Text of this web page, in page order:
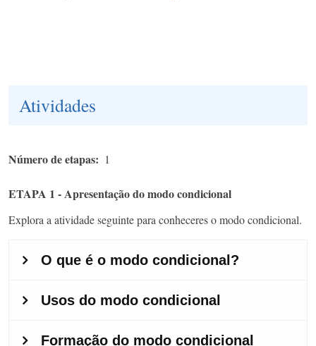
Atividades
Número de etapas 1
ETAPA 1 - Apresentação do modo condicional
Explora a atividade seguinte para conheceres o modo condicional.